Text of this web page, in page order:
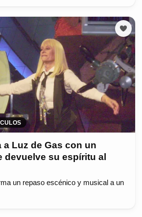
a Luz de Gas con un
devuelve su espíritu al
un repaso escénico y musical a un